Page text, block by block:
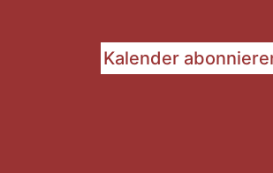
Kalender